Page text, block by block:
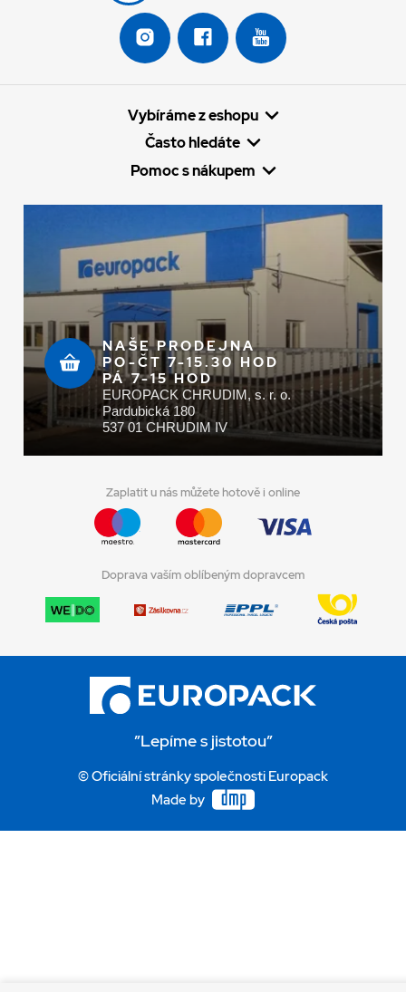
Vybíráme z eshopu
Často hledáte
Pomoc s nákupem
NAŠE PRODEJNA
PO-ČT 7-15.30 HOD
PÁ 7-15 HOD
EUROPACK CHRUDIM, s. r. o.
Pardubická 180
537 01 CHRUDIM IV
Zaplatit u nás můžete hotově i online
Doprava vaším oblíbeným dopravcem
”Lepíme s jistotou”
© Oficiální stránky společnosti Europack
Made by